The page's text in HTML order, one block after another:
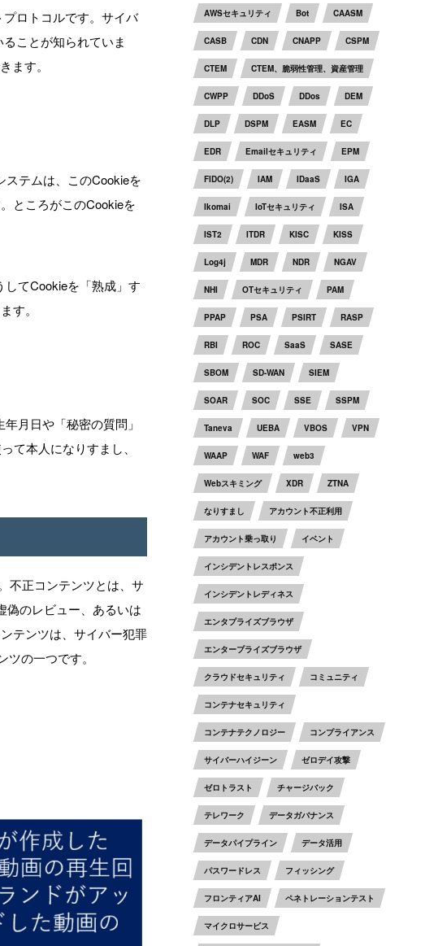
ロトコルです。サイバ
ことが知られていま
ます。
テムは、このCookieを
ところがこのCookieを
てCookieを「熟成」す
す。
月日や「秘密の質問」
て本人になりすまし、
不正コンテンツとは、サ
偽のレビュー、あるいは
テンツは、サイバー犯罪
の一つです。
AWSセキュリティ Bot CAASM
CASB CDN CNAPP CSPM
CTEM CTEM、脆弱性管理、資産管理
CWPP DDoS DDos DEM
DLP DSPM EASM EC
EDR Emailセキュリティ EPM
FIDO(2) IAM IDaaS IGA
Ikomai IoTセキュリティ ISA
IST2 ITDR KISC KISS
Log4j MDR NDR NGAV
NHI OTセキュリティ PAM
PPAP PSA PSIRT RASP
RBI ROC SaaS SASE
SBOM SD-WAN SIEM
SOAR SOC SSE SSPM
Taneva UEBA VBOS VPN
WAAP WAF web3
Webスキミング XDR ZTNA
なりすまし アカウント不正利用
アカウント乗っ取り イベント
インシデントレスポンス
インシデントレディネス
エンタプライズブラウザ
エンタープライズブラウザ
クラウドセキュリティ コミュニティ
コンテナセキュリティ
コンテナテクノロジー コンプライアンス
サイバーハイジーン ゼロデイ攻撃
ゼロトラスト チャージバック
テレワーク データガバナンス
データパイプライン データ活用
パスワードレス フィッシング
フロンティアAI ペネトレーションテスト
マイクロサービス